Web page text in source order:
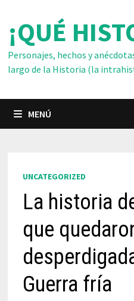
contenido
¡QUÉ
Personajes, hechos y
largo de la Historia (la
MENÚ
UNCATEGORIZED
La historia
que
Guerra fría